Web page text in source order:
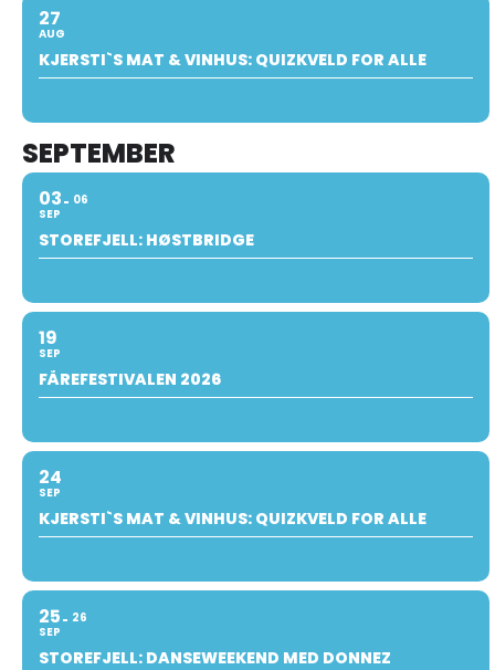
27
AUG
KJERSTI`S MAT & VINHUS: QUIZKVELD FOR ALLE
SEPTEMBER
03
SEP
06
STOREFJELL: HØSTBRIDGE
19
SEP
FÅREFESTIVALEN 2026
24
SEP
KJERSTI`S MAT & VINHUS: QUIZKVELD FOR ALLE
25
SEP
26
STOREFJELL: DANSEWEEKEND MED DONNEZ